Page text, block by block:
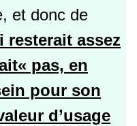
et donc de
resterait assez
pas, en
pour son
d’usage